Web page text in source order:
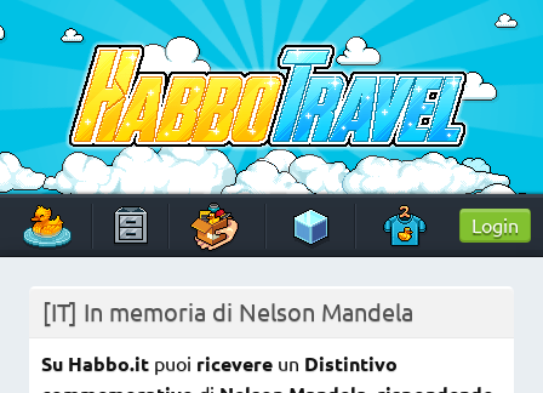
Skip
to
content
HabboTravel
Un viaggio di pixel!
Login
[IT] In memoria di Nelson Mandela
Su Habbo.it puoi ricevere un Distintivo